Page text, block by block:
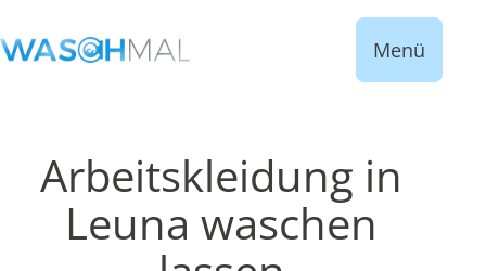
Menü
Arbeitskleidung in
Leuna waschen